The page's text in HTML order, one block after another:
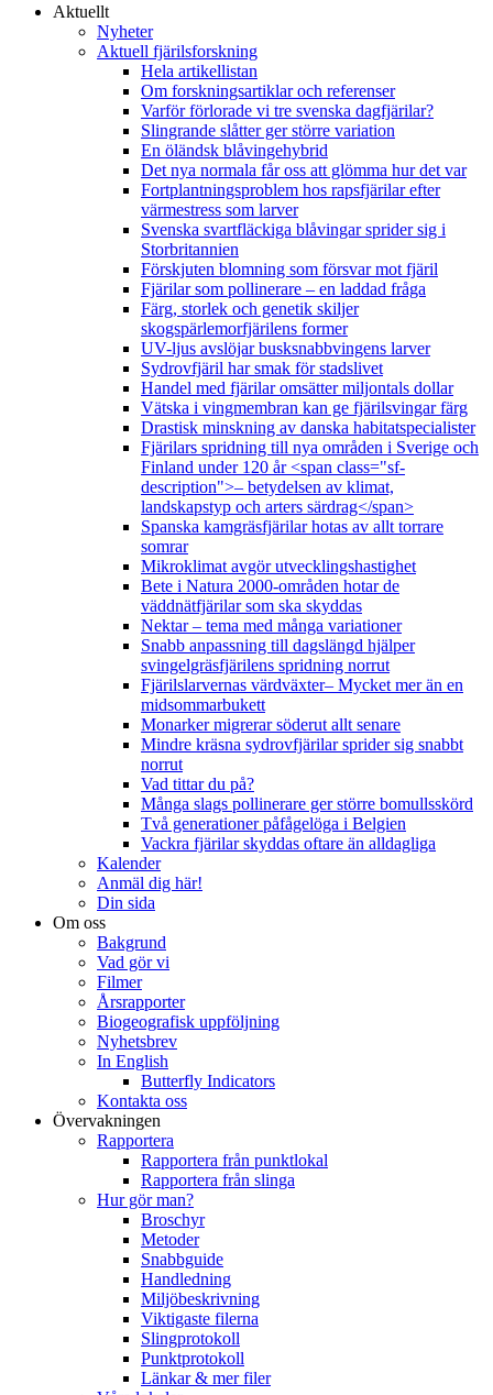
Aktuellt
Nyheter
Aktuell fjärilsforskning
Hela artikellistan
Om forskningsartiklar och referenser
Varför förlorade vi tre svenska dagfjärilar?
Slingrande slåtter ger större variation
En öländsk blåvingehybrid
Det nya normala får oss att glömma hur det var
Fortplantningsproblem hos rapsfjärilar efter
värmestress som larver
Svenska svartfläckiga blåvingar sprider sig i
Storbritannien
Förskjuten blomning som försvar mot fjäril
Fjärilar som pollinerare – en laddad fråga
Färg, storlek och genetik skiljer
skogspärlemorfjärilens former
UV-ljus avslöjar busksnabbvingens larver
Sydrovfjäril har smak för stadslivet
Handel med fjärilar omsätter miljontals dollar
Vätska i vingmembran kan ge fjärilsvingar färg
Drastisk minskning av danska habitatspecialister
Fjärilars spridning till nya områden i Sverige och
Finland under 120 år <span class="sf-
description">– betydelsen av klimat,
landskapstyp och arters särdrag</span>
Spanska kamgräsfjärilar hotas av allt torrare
somrar
Mikroklimat avgör utvecklingshastighet
Bete i Natura 2000-områden hotar de
väddnätfjärilar som ska skyddas
Nektar – tema med många variationer
Snabb anpassning till dagslängd hjälper
svingelgräsfjärilens spridning norrut
Fjärilslarvernas värdväxter– Mycket mer än en
midsommarbukett
Monarker migrerar söderut allt senare
Mindre kräsna sydrovfjärilar sprider sig snabbt
norrut
Vad tittar du på?
Många slags pollinerare ger större bomullsskörd
Två generationer påfågelöga i Belgien
Vackra fjärilar skyddas oftare än alldagliga
Kalender
Anmäl dig här!
Din sida
Om oss
Bakgrund
Vad gör vi
Filmer
Årsrapporter
Biogeografisk uppföljning
Nyhetsbrev
In English
Butterfly Indicators
Kontakta oss
Övervakningen
Rapportera
Rapportera från punktlokal
Rapportera från slinga
Hur gör man?
Broschyr
Metoder
Snabbguide
Handledning
Miljöbeskrivning
Viktigaste filerna
Slingprotokoll
Punktprotokoll
Länkar & mer filer